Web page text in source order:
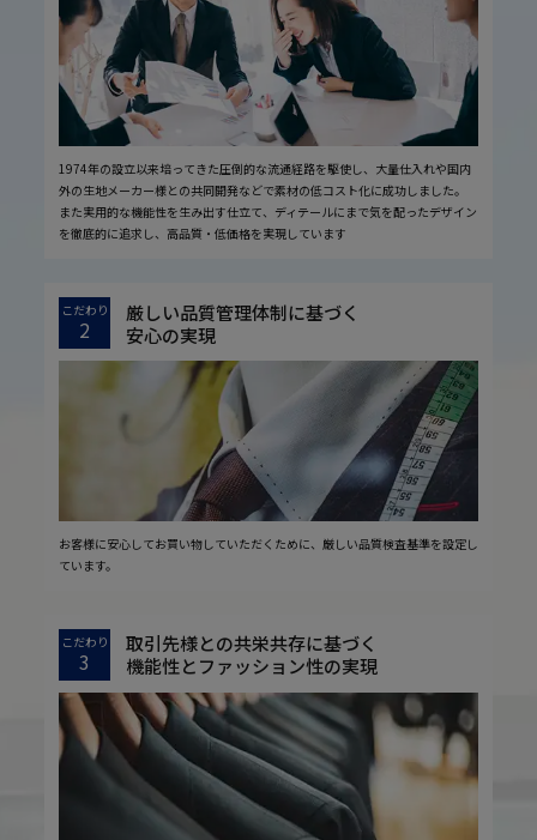
1974年の設立以来培ってきた圧倒的な流通経路を駆使し、大量仕入れや国内
外の生地メーカー様との共同開発などで素材の低コスト化に成功しました。
また実用的な機能性を生み出す仕立て、ディテールにまで気を配ったデザイン
を徹底的に追求し、高品質・低価格を実現しています
こだわり
2
厳しい品質管理体制に基づく
安心の実現
お客様に安心してお買い物していただくために、厳しい品質検査基準を設定し
ています。
こだわり
3
取引先様との共栄共存に基づく
機能性とファッション性の実現